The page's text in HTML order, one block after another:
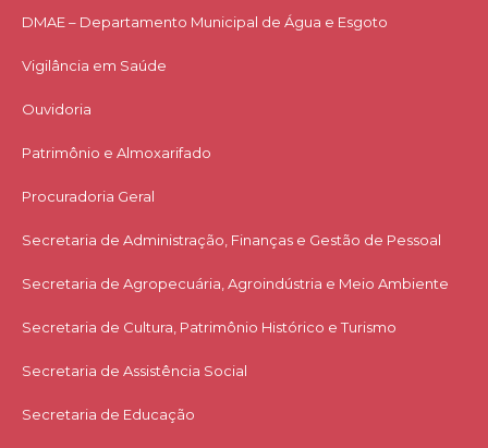
DMAE – Departamento Municipal de Água e Esgoto
Vigilância em Saúde
Ouvidoria
Patrimônio e Almoxarifado
Procuradoria Geral
Secretaria de Administração, Finanças e Gestão de Pessoal
Secretaria de Agropecuária, Agroindústria e Meio Ambiente
Secretaria de Cultura, Patrimônio Histórico e Turismo
Secretaria de Assistência Social
Secretaria de Educação